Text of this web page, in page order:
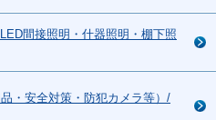
間接照明・什器照明・棚下照
・安全対策・防犯カメラ等）/